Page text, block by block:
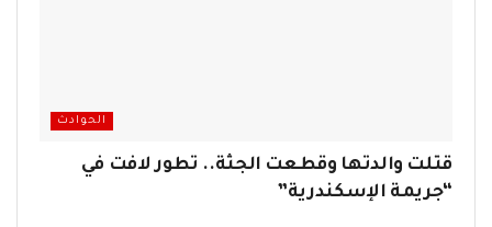
الحوادث
قتلت والدتها وقطعت الجثة.. تطور لافت في
“جريمة الإسكندرية”